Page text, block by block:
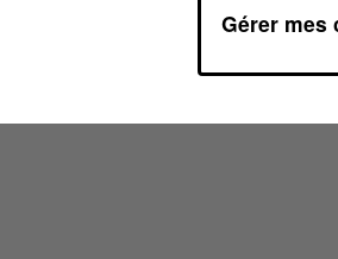
02/2024 À 14H00 Gérer mes